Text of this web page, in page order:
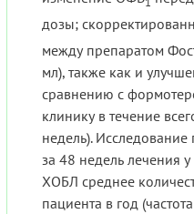
дозы;
между препаратом
мл), также как и
сравнению с
клинику в течение
недель).
за 48 недель лечения
ХОБЛ среднее
пациента в год